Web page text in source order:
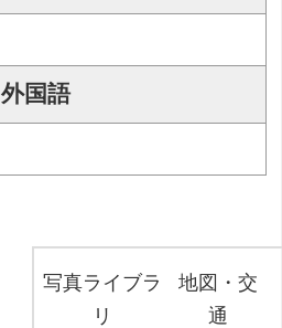
外国語
写真ライブラ
リ
地図・交
通